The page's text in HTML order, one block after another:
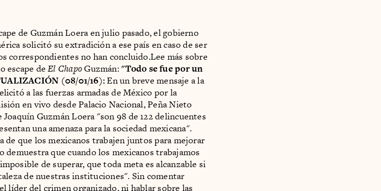
de Guzmán Loera en julio pasado, el gobierno
solicitó su extradición a ese país en caso de ser
correspondientes no han concluido.Lee más sobre
escape deEl ChapoGuzmán:"Todo se fue por un
(08/01/16):En un breve mensaje a la
a las fuerzas armadas de México por la
en vivo desde Palacio Nacional, Peña Nieto
Guzmán Loera "son 98 de 122 delincuentes
una amenaza para la sociedad mexicana".
de que los mexicanos trabajen juntos para mejorar
que cuando los mexicanos trabajamos
de superar, que toda meta es alcanzable si
de nuestras instituciones". Sin comentar
líder del crimen organizado, ni hablar sobre las